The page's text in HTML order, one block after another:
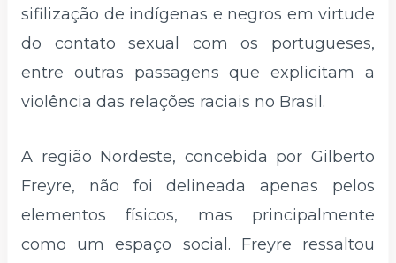
sifilização de indígenas e negros em virtude
do contato sexual com os portugueses,
entre outras passagens que explicitam a
violência das relações raciais no Brasil.
A região Nordeste, concebida por Gilberto
Freyre, não foi delineada apenas pelos
elementos físicos, mas principalmente
como um espaço social. Freyre ressaltou